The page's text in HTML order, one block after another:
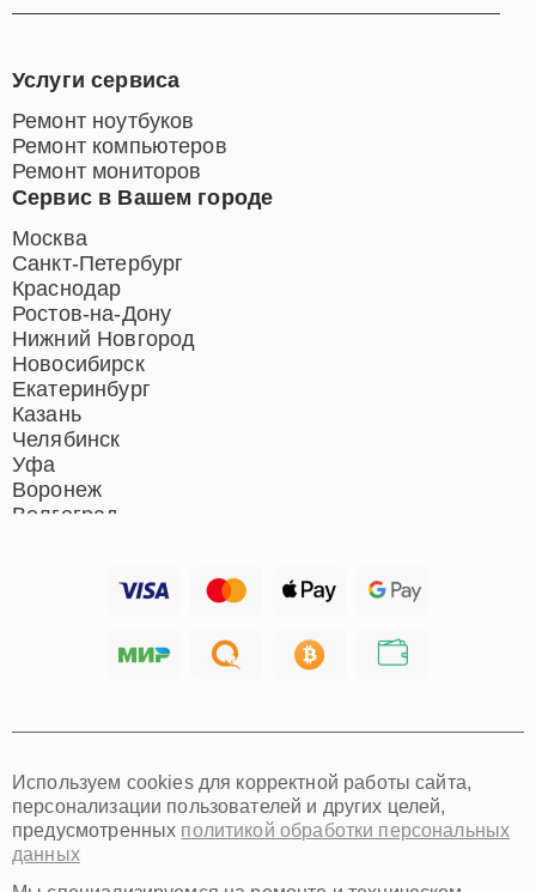
Сервис в Вашем городе
Москва
Санкт-Петербург
Краснодар
Ростов-на-Дону
Нижний Новгород
Новосибирск
Екатеринбург
Казань
Челябинск
Уфа
Воронеж
Волгоград
Хабаровск
Омск
Красноярск
Пермь
Ульяновск
Услуги сервиса
Ремонт ноутбуков
Ремонт компьютеров
Ремонт мониторов
Используем cookies для корректной работы сайта,
персонализации пользователей и других целей,
предусмотренных политикой обработки персональных
данных